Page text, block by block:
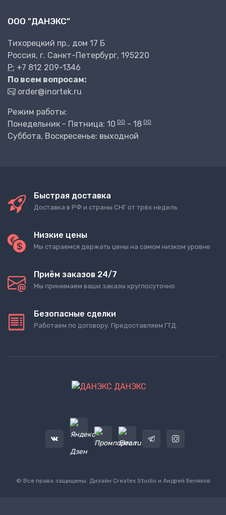
ООО "ДАНЭКС"
Тихорецкий пр., дом 17 Б
Россия, г. Санкт-Петербург, 195220
P: +7 812 209-1346
По всем вопросам:
order@inortek.ru
Режим работы:
Понедельник - Пятница: 10 00 - 18 00
Суббота, Воскресенье: выходной
Быстрая доставка
Доставка в РФ и страны СНГ от трёх недель
Низкие цены
Мы стараемся держать цены на самом низком уровне
Приём заказов 24/7
Мы принимаем ваши заказы круглосуточно
Безопасные сделки
Работаем по договору. Предоставляем ГТД.
ДАНЭКС
© Все права защищены. Дизайн Createx Studio и Андрей Беляков